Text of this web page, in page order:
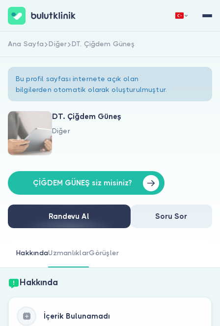
Hakkımızda
Doktorlar için
Doktor musunuz?
Hemen Kaydol
Ana Sayfa Diğer DT. Çiğdem Güneş
Bu profil sayfası internete açık olan
bilgilerden otomatik olarak oluşturulmuştur.
DT. Çiğdem Güneş
Diğer
ÇİĞDEM GÜNEŞ siz misiniz?
Randevu Al Soru Sor
HakkındaUzmanlıklarGörüşler
Hakkında
İçerik Bulunamadı